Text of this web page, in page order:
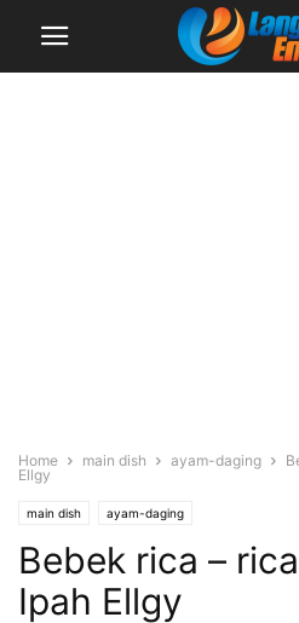
Home main dish ayam-daging
Ellgy
main dish ayam-daging
Bebek rica –
Ipah Ellgy